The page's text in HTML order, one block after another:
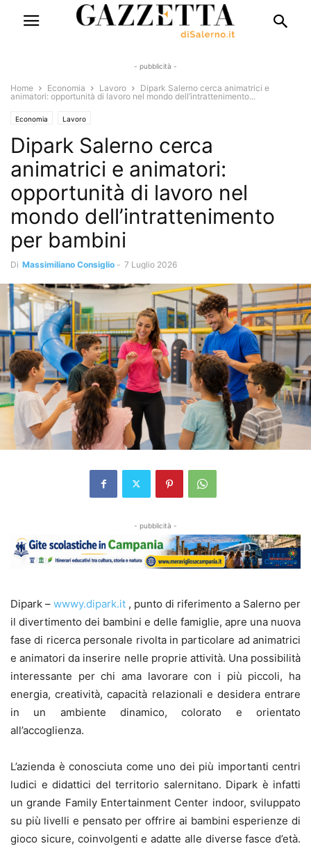
- pubblicità -
Home Economia Lavoro
Dipark Salerno cerca animatrici e
animatori: opportunità di lavoro nel mondo dell’intrattenimento...
Economia Lavoro
Dipark Salerno cerca
animatrici e animatori:
opportunità di lavoro nel
mondo dell’intrattenimento
per bambini
Di Massimiliano Consiglio - 7 Luglio 2026
- pubblicità -
Dipark – wwwy.dipark.it , punto di riferimento a Salerno per
il divertimento dei bambini e delle famiglie, apre una nuova
fase di ricerca personale rivolta in particolare ad animatrici
e animatori da inserire nelle proprie attività. Una possibilità
interessante per chi ama lavorare con i più piccoli, ha
energia, creatività, capacità relazionali e desidera entrare
in un ambiente dinamico, colorato e orientato
all’accoglienza.
L’azienda è conosciuta come uno dei più importanti centri
ludici e didattici del territorio salernitano. Dipark è infatti
un grande Family Entertainment Center indoor, sviluppato
su più livelli e pensato per offrire ai bambini esperienze di
gioco sicure, coinvolgenti e adatte alle diverse fasce d’età.